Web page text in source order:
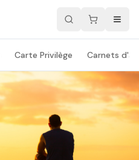
Carte Privilège Carnets